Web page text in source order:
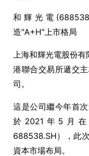
和輝光電 (688538
造"A+H"上市格局
上海和輝光電股份有
港聯合交易所遞交
司。
這是公司繼今年首
於 2021 年 5 月
688538.SH），此
資本市場布局。